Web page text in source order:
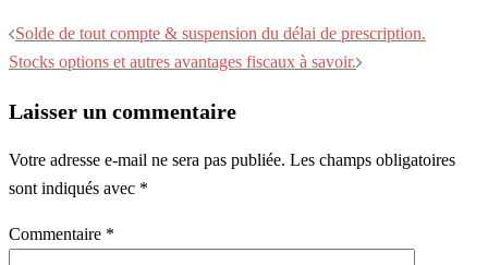
Solde de tout compte & suspension du délai de prescription.
Stocks options et autres avantages fiscaux à savoir.
Laisser un commentaire
Votre adresse e-mail ne sera pas publiée. Les champs obligatoires
sont indiqués avec *
Commentaire *